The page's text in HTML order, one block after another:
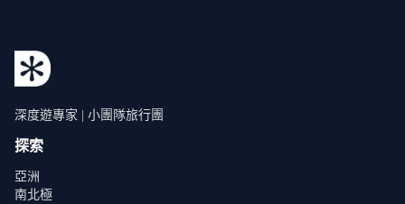
深度遊專家 | 小團隊旅行團
探索
亞洲
南北極